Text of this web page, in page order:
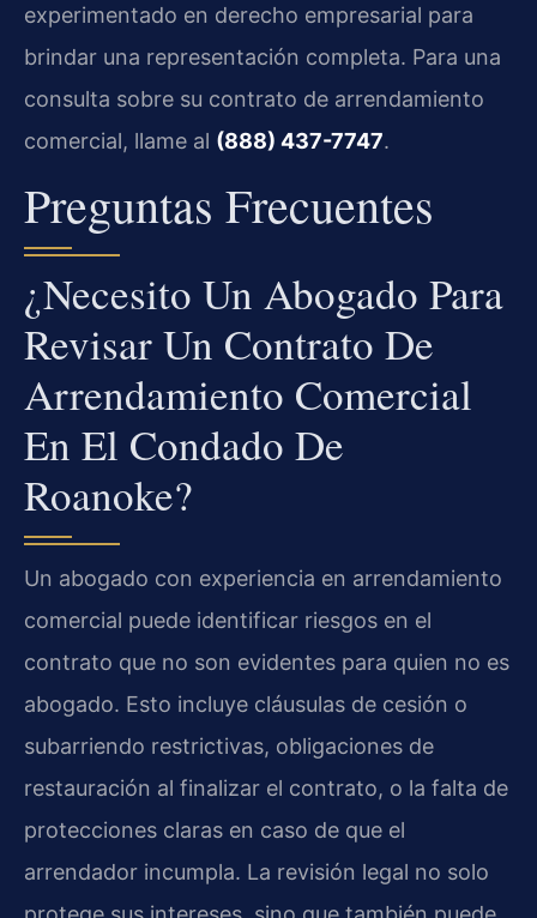
experimentado en derecho empresarial para
brindar una representación completa. Para una
consulta sobre su contrato de arrendamiento
comercial, llame al (888) 437-7747.
Preguntas Frecuentes
¿Necesito Un Abogado Para
Revisar Un Contrato De
Arrendamiento Comercial
En El Condado De
Roanoke?
Un abogado con experiencia en arrendamiento
comercial puede identificar riesgos en el
contrato que no son evidentes para quien no es
abogado. Esto incluye cláusulas de cesión o
subarriendo restrictivas, obligaciones de
restauración al finalizar el contrato, o la falta de
protecciones claras en caso de que el
arrendador incumpla. La revisión legal no solo